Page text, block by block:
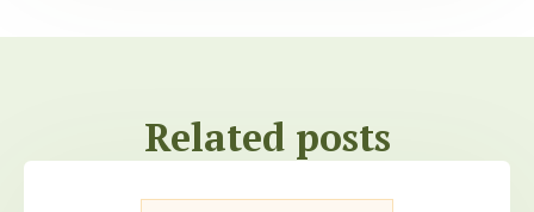
Related posts